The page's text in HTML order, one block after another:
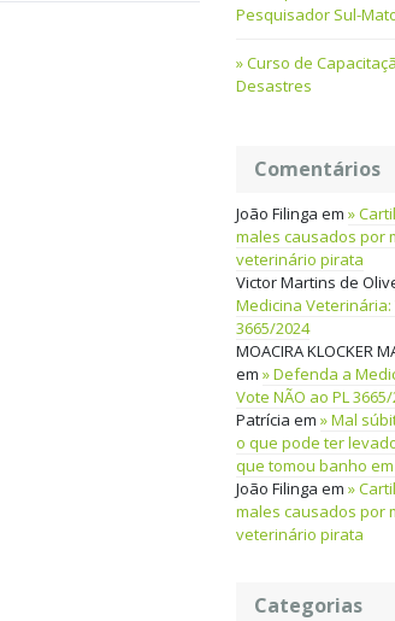
Pesquisador Sul-
Curso de
Desastres
Comentários
João Filinga em
males causados por
veterinário pirata
Victor Martins de
Medicina Veterinária:
3665/2024
MOACIRA KLOCKER
em
Defenda a
Vote NÃO ao PL
Patrícia em
Mal
o que pode ter
que tomou banho
João Filinga em
males causados por
veterinário pirata
Categorias